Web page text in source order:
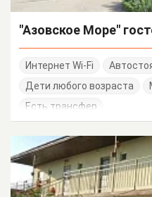
"Азовское Море"
Интернет Wi-Fi
Дети любого возраста
Есть трансфер